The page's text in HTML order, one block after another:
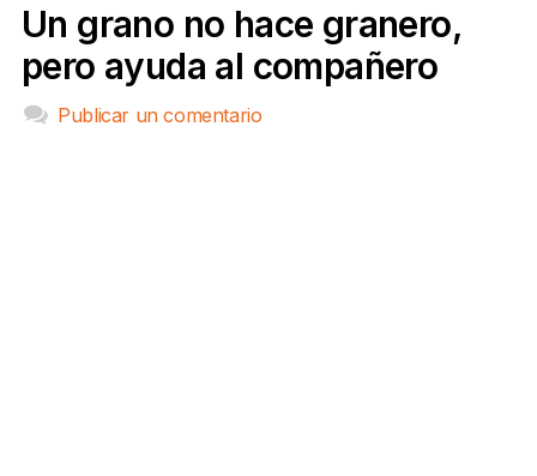
Un grano no hace granero,
pero ayuda al compañero
Publicar un comentario